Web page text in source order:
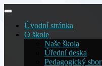
Skip
contentÚvodní stránka
O škole
Naše škola
Úřední deska
Pedagogický sbor